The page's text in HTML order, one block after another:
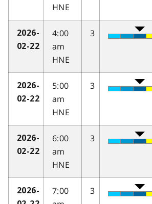
HNE
2026-
02-22
4:00
am
HNE
3
2026-
02-22
5:00
am
HNE
3
2026-
02-22
6:00
am
HNE
3
2026-
7:00
3